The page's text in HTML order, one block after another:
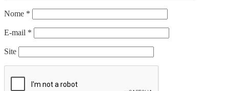
Nome *
E-mail *
Site